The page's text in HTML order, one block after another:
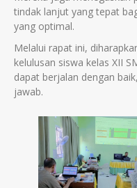
tindak lanjut yang tepat
yang optimal.
Melalui rapat ini,
kelulusan siswa kelas XII
dapat berjalan dengan
jawab.